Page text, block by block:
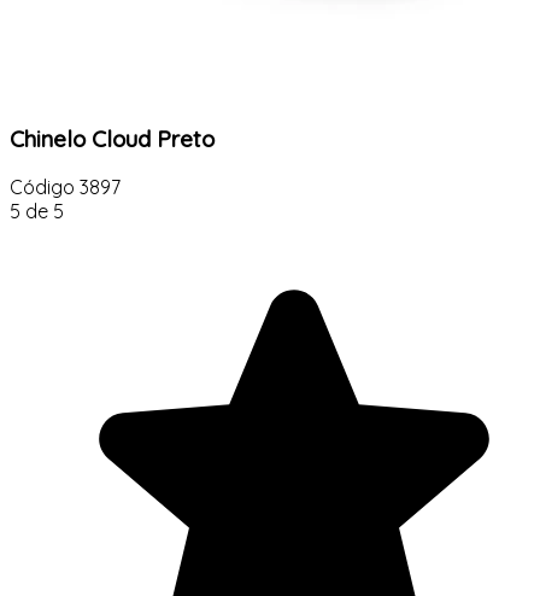
Chinelo Cloud Preto
Código 3897
5 de 5